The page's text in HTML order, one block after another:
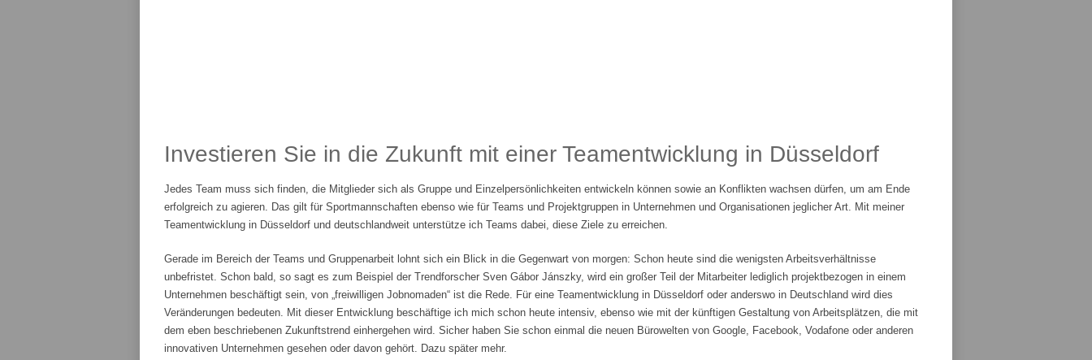
Investieren Sie in die Zukunft mit einer Teamentwicklung in Düsseldorf
Jedes Team muss sich finden, die Mitglieder sich als Gruppe und Einzelpersönlichkeiten entwickeln können sowie an Konflikten wachsen dürfen, um am Ende
erfolgreich zu agieren. Das gilt für Sportmannschaften ebenso wie für Teams und Projektgruppen in Unternehmen und Organisationen jeglicher Art. Mit meiner
Teamentwicklung in Düsseldorf und deutschlandweit unterstütze ich Teams dabei, diese Ziele zu erreichen.
Gerade im Bereich der Teams und Gruppenarbeit lohnt sich ein Blick in die Gegenwart von morgen: Schon heute sind die wenigsten Arbeitsverhältnisse
unbefristet. Schon bald, so sagt es zum Beispiel der Trendforscher Sven Gábor Jánszky, wird ein großer Teil der Mitarbeiter lediglich projektbezogen in einem
Unternehmen beschäftigt sein, von „freiwilligen Jobnomaden“ ist die Rede. Für eine Teamentwicklung in Düsseldorf oder anderswo in Deutschland wird dies
Veränderungen bedeuten. Mit dieser Entwicklung beschäftige ich mich schon heute intensiv, ebenso wie mit der künftigen Gestaltung von Arbeitsplätzen, die mit
dem eben beschriebenen Zukunftstrend einhergehen wird. Sicher haben Sie schon einmal die neuen Bürowelten von Google, Facebook, Vodafone oder anderen
innovativen Unternehmen gesehen oder davon gehört. Dazu später mehr.